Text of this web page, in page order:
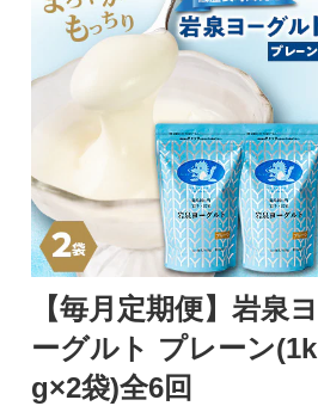
【毎月定期便】岩泉ヨ
ーグルト プレーン(1k
g×2袋)全6回